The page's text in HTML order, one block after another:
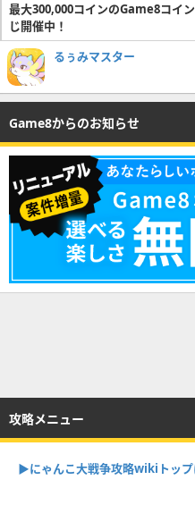
最大300,000コインのGame8コイ
じ開催中！
るぅみマスター
Game8からのお知らせ
攻略メニュー
▶︎にゃんこ大戦争攻略wikiトップ